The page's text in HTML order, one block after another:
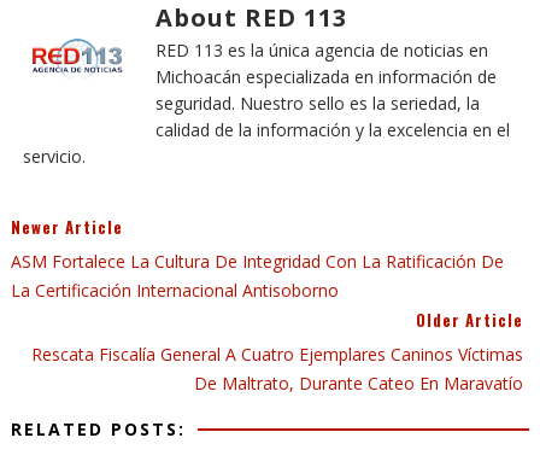
About RED 113
RED 113 es la única agencia de noticias en
Michoacán especializada en información de
seguridad. Nuestro sello es la seriedad, la
calidad de la información y la excelencia en el
servicio.
Newer Article
ASM Fortalece La Cultura De Integridad Con La Ratificación De
La Certificación Internacional Antisoborno
Older Article
Rescata Fiscalía General A Cuatro Ejemplares Caninos Víctimas
De Maltrato, Durante Cateo En Maravatío
RELATED POSTS: